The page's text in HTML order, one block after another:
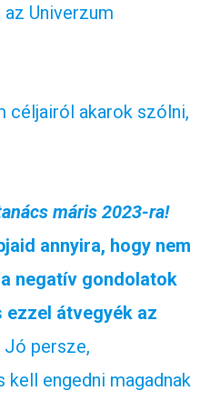
Univerzum
céljairól akarok szólni,
máris 2023-ra!
annyira, hogy nem
negatív gondolatok
átvegyék az
Jó persze,
engedni magadnak